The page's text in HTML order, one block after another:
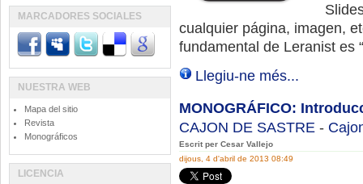
cualquier página, imagen,
fundamental de Leranist es
Llegiu-ne més...
MONOGRÁFICO:
CAJON DE SASTRE -
Escrit per Cesar Vallejo
dijous, 4 d'abril de 2013 08:49
MARCADORES SOCIALES
NUESTRA WEB
Mapa del sitio
Revista
Monográficos
LICENCIA